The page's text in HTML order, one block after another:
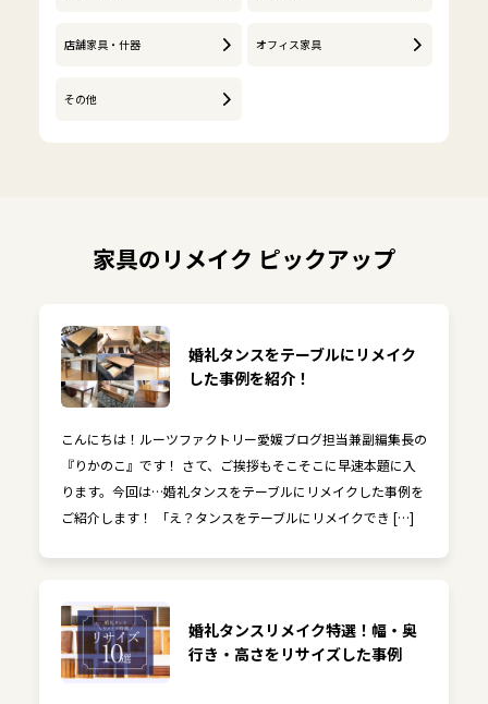
店舗家具・什器 オフィス家具
その他
家具のリメイク ピックアップ
婚礼タンスをテーブルにリメイク
した事例を紹介！
こんにちは！ルーツファクトリー愛媛ブログ担当兼副編集長の
『りかのこ』です！ さて、ご挨拶もそこそこに早速本題に入
ります。今回は…婚礼タンスをテーブルにリメイクした事例を
ご紹介します！ 「え？タンスをテーブルにリメイクでき […]
婚礼タンスリメイク特選！幅・奥
行き・高さをリサイズした事例